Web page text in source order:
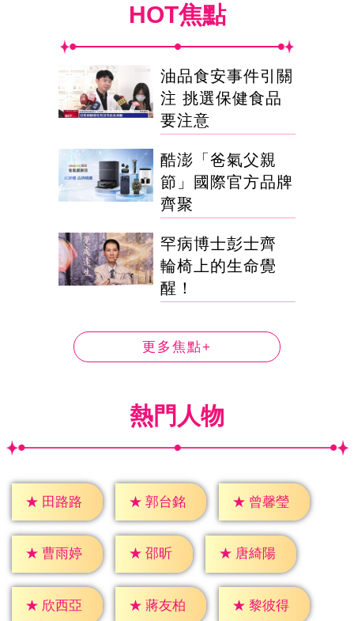
HOT焦點
油品食安事件引關
注 挑選保健食品
要注意
酷澎「爸氣父親
節」國際官方品牌
齊聚
罕病博士彭士齊
輪椅上的生命覺
醒！
更多焦點+
熱門人物
★ 田路路 ★ 郭台銘 ★ 曾馨瑩
★ 曹雨婷 ★ 邵昕 ★ 唐綺陽
★ 欣西亞 ★ 蔣友柏 ★ 黎彼得